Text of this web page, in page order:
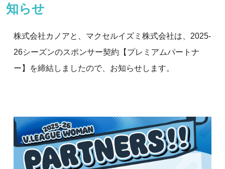
知らせ
株式会社カノアと、マクセルイズミ株式会社は、2025-
26シーズンのスポンサー契約【プレミアムパートナ
ー】を締結しましたので、お知らせします。